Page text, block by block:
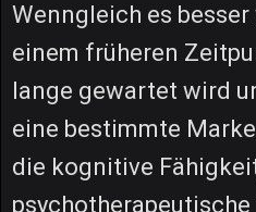
Wenngleich es
einem früheren
lange gewartet wird
eine bestimmte
die kognitive